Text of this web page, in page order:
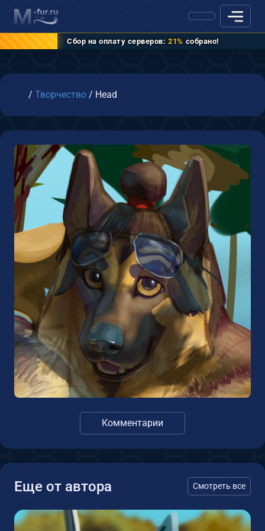
Сбор на оплату серверов: 21% собрано!
Главная
/ Творчество / Head
Комментарии
Еще от автора Смотреть все